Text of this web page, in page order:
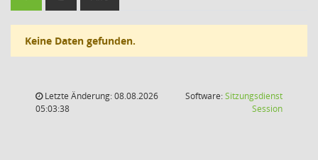
Keine Daten gefunden.
Letzte Änderung: 08.08.2026
05:03:38
Software:Sitzungsdienst
Session(Wird in